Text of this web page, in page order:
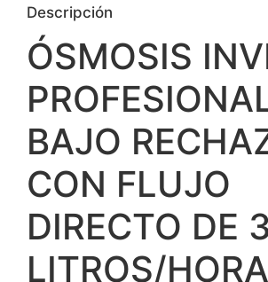
Descripción
ÓSMOSIS
BAJO
CON FLUJO
DIRECTO DE
LITROS/HORA